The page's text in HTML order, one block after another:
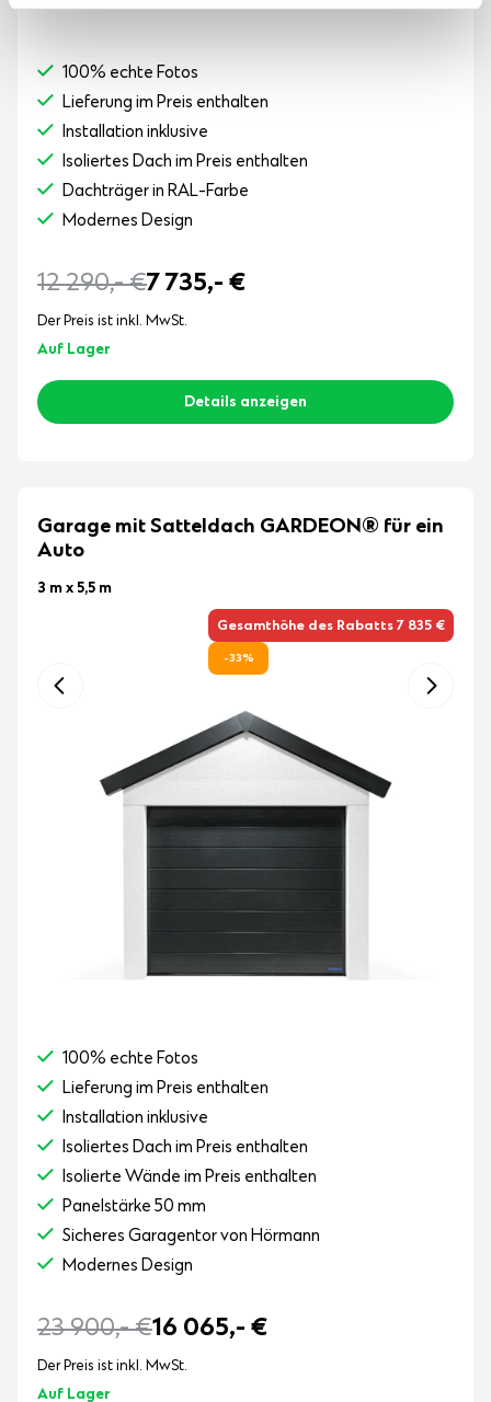
100% echte Fotos
Lieferung im Preis enthalten
Installation inklusive
Isoliertes Dach im Preis enthalten
Dachträger in RAL-Farbe
Modernes Design
12 290,-€7 735,- €
Der Preis ist inkl. MwSt.
Auf Lager
Details anzeigen
Garage mit Satteldach GARDEON® für ein
Auto
3 m x 5,5 m
Gesamthöhe des Rabatts 7 835 €
-33%
100% echte Fotos
Lieferung im Preis enthalten
Installation inklusive
Isoliertes Dach im Preis enthalten
Isolierte Wände im Preis enthalten
Panelstärke 50 mm
Sicheres Garagentor von Hörmann
Modernes Design
23 900,-€16 065,- €
Der Preis ist inkl. MwSt.
Auf Lager